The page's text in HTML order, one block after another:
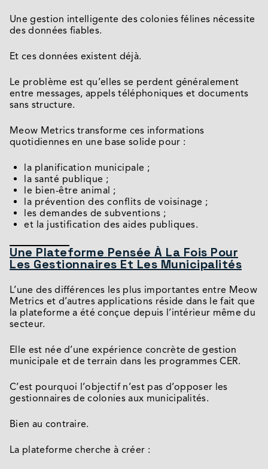
Une gestion intelligente des colonies félines nécessite
des données fiables.
Et ces données existent déjà.
Le problème est qu’elles se perdent généralement
entre messages, appels téléphoniques et documents
sans structure.
Meow Metrics transforme ces informations
quotidiennes en une base solide pour :
la planification municipale ;
la santé publique ;
le bien-être animal ;
la prévention des conflits de voisinage ;
les demandes de subventions ;
et la justification des aides publiques.
Une Plateforme Pensée À La Fois Pour
Les Gestionnaires Et Les Municipalités
L’une des différences les plus importantes entre Meow
Metrics et d’autres applications réside dans le fait que
la plateforme a été conçue depuis l’intérieur même du
secteur.
Elle est née d’une expérience concrète de gestion
municipale et de terrain dans les programmes CER.
C’est pourquoi l’objectif n’est pas d’opposer les
gestionnaires de colonies aux municipalités.
Bien au contraire.
La plateforme cherche à créer :